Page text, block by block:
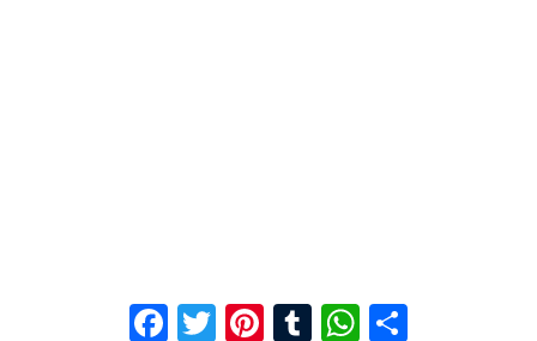
Facebook
Twitter
Pinterest
TumblrWhatsApp